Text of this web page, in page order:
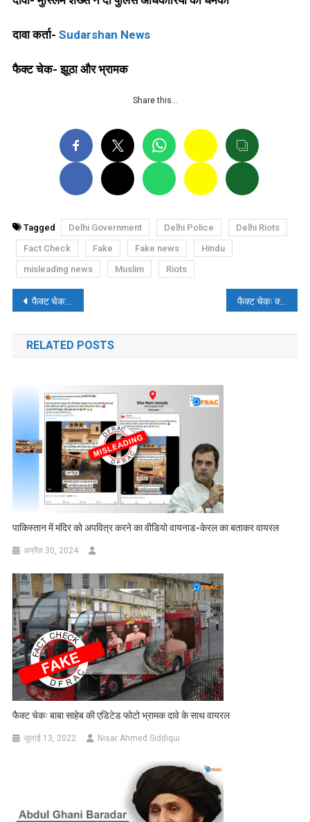
दावा कर्ता- Sudarshan News
फैक्ट चेक- झूठा और भ्रामक
Share this…
Tagged Delhi Government Delhi Police
Delhi Riots
Fact Check
Fake Fake news
Hindu
misleading news
Muslim Riots
पोस्ट
नेविगेशन
फैक्ट चेक: क्या विदेश मंत्री एस जयशंकर की श्रीलंका को भारत में मिलाने की बात कही? फैक्ट चेकः क्या IAS अधिकारी ने महिला मरीज का अपमान किया?
RELATED POSTS
पाकिस्तान में मंदिर को अपवित्र करने का वीडियो वायनाड-केरल का बताकर वायरल
अप्रैल 30, 2024
फैक्ट चेकः बाबा साहेब की एडिटेड फोटो भ्रामक दावे के साथ वायरल
जुलाई 13, 2022 Nisar Ahmed Siddiqui